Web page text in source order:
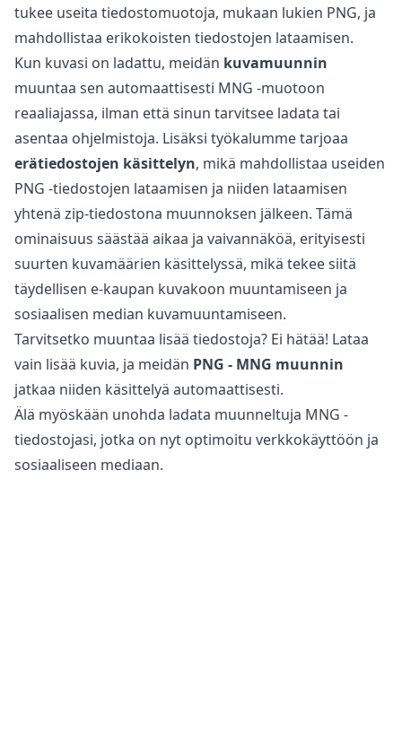
tukee useita tiedostomuotoja, mukaan lukien PNG, ja
mahdollistaa erikokoisten tiedostojen lataamisen.
Kun kuvasi on ladattu, meidän kuvamuunnin
muuntaa sen automaattisesti MNG -muotoon
reaaliajassa, ilman että sinun tarvitsee ladata tai
asentaa ohjelmistoja. Lisäksi työkalumme tarjoaa
erätiedostojen käsittelyn, mikä mahdollistaa useiden
PNG -tiedostojen lataamisen ja niiden lataamisen
yhtenä zip-tiedostona muunnoksen jälkeen. Tämä
ominaisuus säästää aikaa ja vaivannäköä, erityisesti
suurten kuvamäärien käsittelyssä, mikä tekee siitä
täydellisen e-kaupan kuvakoon muuntamiseen ja
sosiaalisen median kuvamuuntamiseen.
Tarvitsetko muuntaa lisää tiedostoja? Ei hätää! Lataa
vain lisää kuvia, ja meidän PNG - MNG muunnin
jatkaa niiden käsittelyä automaattisesti.
Älä myöskään unohda ladata muunneltuja MNG -
tiedostojasi, jotka on nyt optimoitu verkkokäyttöön ja
sosiaaliseen mediaan.